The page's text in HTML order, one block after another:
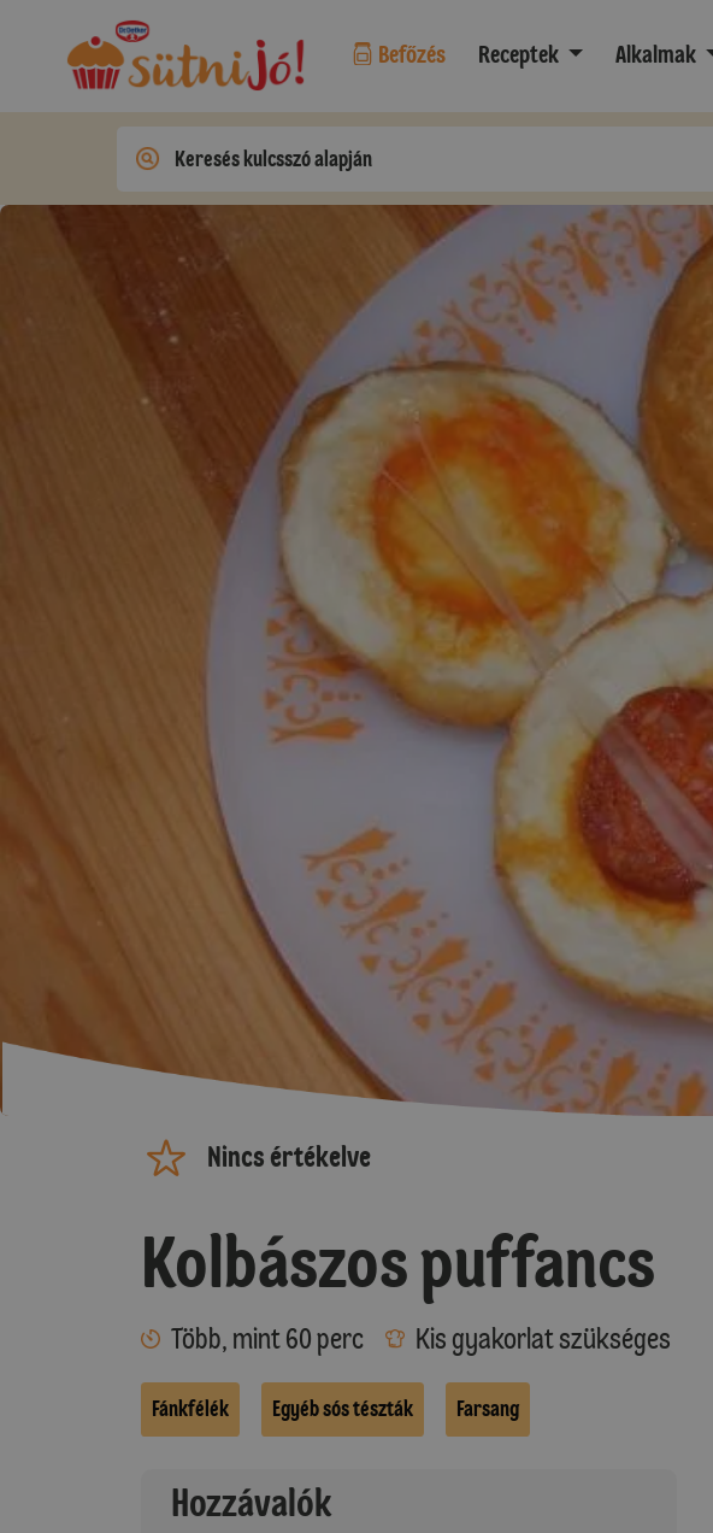
Befőzés Receptek Alkalmak
Nincs értékelve
Kolbászos puffancs
Több, mint 60 perc Kis gyakorlat szükséges
Fánkfélék Egyéb sós tészták Farsang
Hozzávalók